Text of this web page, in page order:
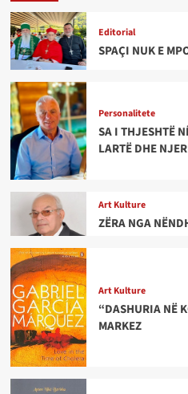
Editorial
SPAÇI NUK E
Personalitete
SA I THJESHTË
LARTË DHE
Art Kulture
ZËRA NGA
Art Kulture
“DASHURIA NË
MARKEZ